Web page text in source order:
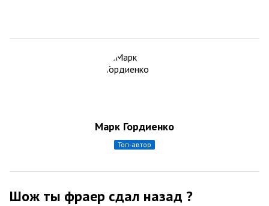
Марк Гордиенко
топ-автор
Шож ты фраер сдал назад ?